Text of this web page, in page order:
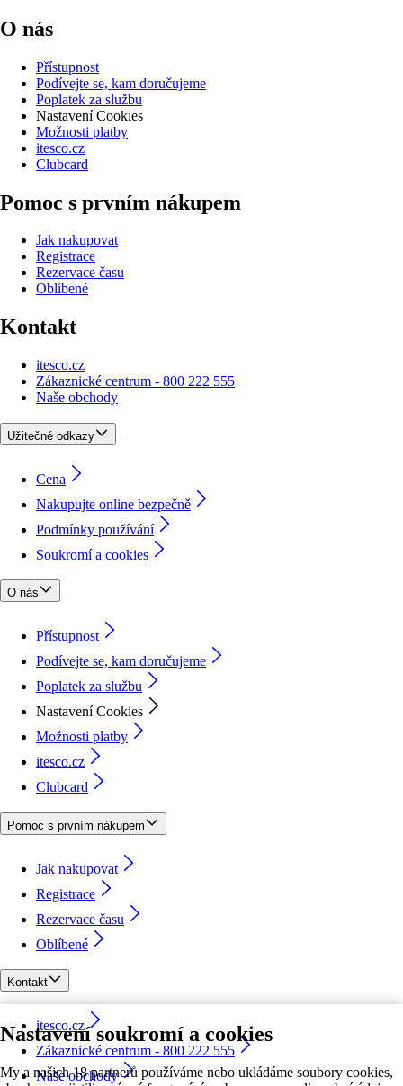
Nastavení soukromí a cookies
My a našich 18 partnerů používáme nebo ukládáme soubory cookies,
O nás
Přístupnost
Podívejte se, kam doručujeme
Poplatek za službu
Nastavení Cookies
Možnosti platby
itesco.cz
Clubcard
Pomoc s prvním nákupem
Jak nakupovat
Registrace
Rezervace času
Oblíbené
Kontakt
itesco.cz
Zákaznické centrum - 800 222 555
Naše obchody
Užitečné odkazy
Cena
Nakupujte online bezpečně
Podmínky používání
Soukromí a cookies
O nás
Přístupnost
Podívejte se, kam doručujeme
Poplatek za službu
Nastavení Cookies
Možnosti platby
itesco.cz
Clubcard
Pomoc s prvním nákupem
Jak nakupovat
Registrace
Rezervace času
Oblíbené
Kontakt
itesco.cz
Zákaznické centrum - 800 222 555
Naše obchody